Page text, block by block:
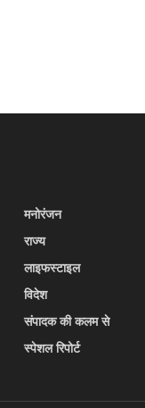
मनोरंजन
राज्य
लाइफस्टाइल
विदेश
संपादक की कलम से
स्पेशल रिपोर्ट